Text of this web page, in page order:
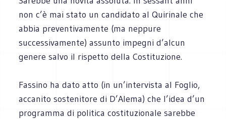
non c’è mai stato un candidato al Quirinale che
abbia preventivamente (ma neppure
successivamente) assunto impegni d’alcun
genere salvo il rispetto della Costituzione.
Fassino ha dato atto (in un’intervista al Foglio,
accanito sostenitore di D’Alema) che l’idea d’un
programma di politica costituzionale sarebbe